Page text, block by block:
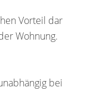
Vorteil dar
Wohnung.
bei